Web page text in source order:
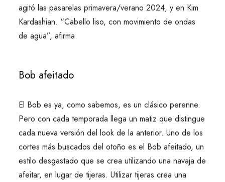
agitó las pasarelas primavera/verano 2024, y en Kim
Kardashian. “Cabello liso, con movimiento de ondas
de agua”, afirma.
Bob afeitado
El Bob es ya, como sabemos, es un clásico perenne.
Pero con cada temporada llega un matiz que distingue
cada nueva versión del look de la anterior. Uno de los
cortes más buscados del otoño es el Bob afeitado, un
estilo desgastado que se crea utilizando una navaja de
afeitar, en lugar de tijeras. Utilizar tijeras crea una